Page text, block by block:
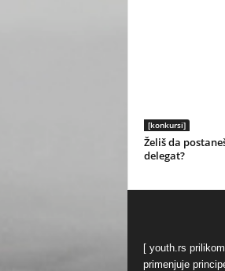
[konkursi]
Želiš da
delegat?
[ youth.rs
primenjuje